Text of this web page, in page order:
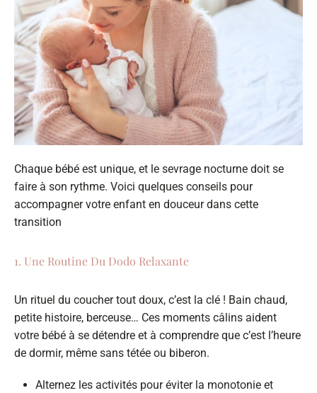
Chaque bébé est unique, et le sevrage nocturne doit se
faire à son rythme. Voici quelques conseils pour
accompagner votre enfant en douceur dans cette
transition
1. Une Routine Du Dodo Relaxante
Un rituel du coucher tout doux, c’est la clé ! Bain chaud,
petite histoire, berceuse… Ces moments câlins aident
votre bébé à se détendre et à comprendre que c’est l’heure
de dormir, même sans tétée ou biberon.
Alternez les activités pour éviter la monotonie et